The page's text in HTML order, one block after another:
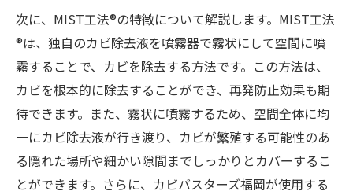
次に、MIST工法®の特徴について解説します。MIST工法
®は、独自のカビ除去液を噴霧器で霧状にして空間に噴
霧することで、カビを除去する方法です。この方法は、
カビを根本的に除去することができ、再発防止効果も期
待できます。また、霧状に噴霧するため、空間全体に均
一にカビ除去液が行き渡り、カビが繁殖する可能性のあ
る隠れた場所や細かい隙間までしっかりとカバーするこ
とができます。さらに、カビバスターズ福岡が使用する